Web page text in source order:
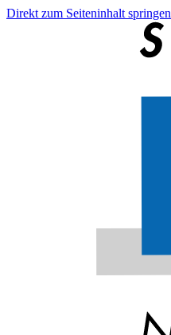
Direkt zum Seiteninhalt springen